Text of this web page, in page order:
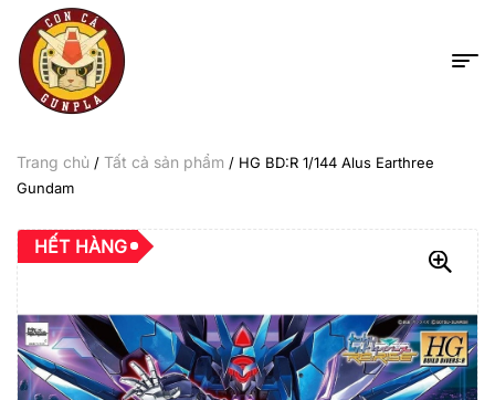
Trang chủ / Tất cả sản phẩm / HG BD:R 1/144 Alus Earthree
Gundam
HẾT HÀNG